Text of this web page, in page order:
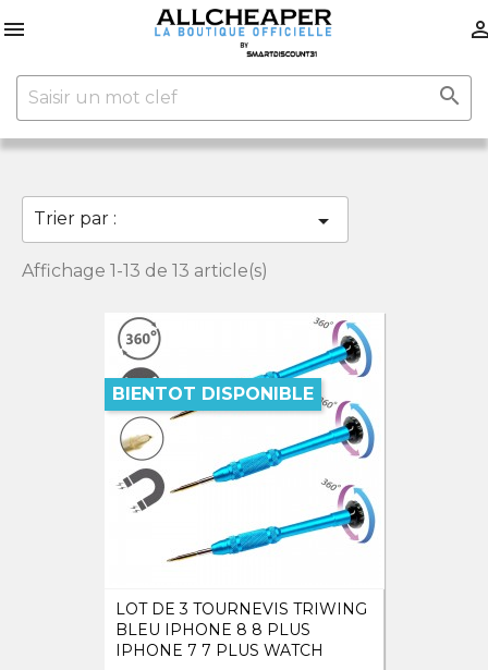


Trier par : 
Affichage 1-13 de 13 article(s)
LOT DE 3 TOURNEVIS TRIWING
BLEU IPHONE 8 8 PLUS
IPHONE 7 7 PLUS WATCH
BIENTOT DISPONIBLE